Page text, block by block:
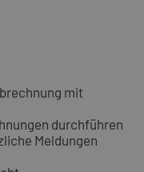
mit
durchführen
Meldungen